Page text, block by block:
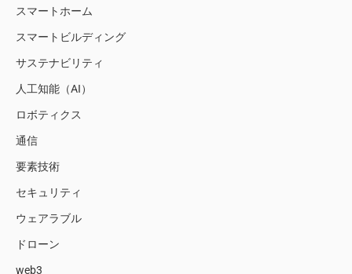
スマートホーム
スマートビルディング
サステナビリティ
人工知能（AI）
ロボティクス
通信
要素技術
セキュリティ
ウェアラブル
ドローン
web3